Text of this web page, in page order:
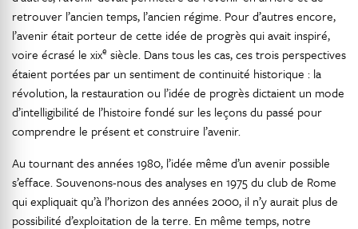
retrouver l’ancien temps, l’ancien régime. Pour d’autres encore,
l’avenir était porteur de cette idée de progrès qui avait inspiré,
voire écrasé le xixe siècle. Dans tous les cas, ces trois perspectives
étaient portées par un sentiment de continuité historique : la
révolution, la restauration ou l’idée de progrès dictaient un mode
d’intelligibilité de l’histoire fondé sur les leçons du passé pour
comprendre le présent et construire l’avenir.
Au tournant des années 1980, l’idée même d’un avenir possible
s’efface. Souvenons-nous des analyses en 1975 du club de Rome
qui expliquait qu’à l’horizon des années 2000, il n’y aurait plus de
possibilité d’exploitation de la terre. En même temps, notre